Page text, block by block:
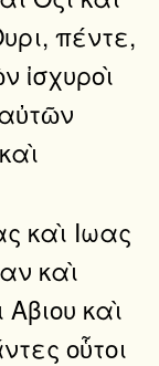
πέντε,
ἰσχυροὶ
καὶ Ιωας
καὶ
καὶ
οὗτοι